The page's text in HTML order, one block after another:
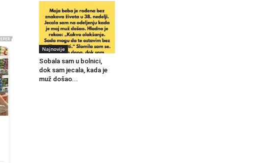
Najnovije
Sobala sam u bolnici,
dok sam jecala, kada je
muž došao...